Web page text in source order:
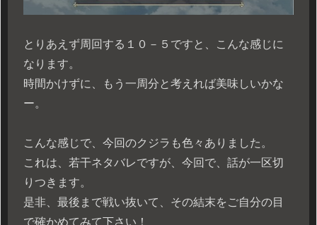
とりあえず周回する１０－５ですと、こんな感じに
なります。
時間かけずに、もう一周分と考えれば美味しいかな
ー。
こんな感じで、今回のクジラも色々ありました。
これは、若干ネタバレですが、今回で、話が一区切
りつきます。
是非、最後まで戦い抜いて、その結末をご自分の目
で確かめてみて下さい！